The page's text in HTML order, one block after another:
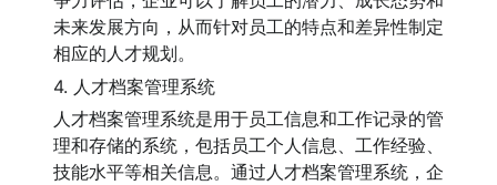
未来发展方向，从而针对员工的特点和差异性制定
相应的人才规划。
4. 人才档案管理系统
人才档案管理系统是用于员工信息和工作记录的管
理和存储的系统，包括员工个人信息、工作经验、
技能水平等相关信息。通过人才档案管理系统，企